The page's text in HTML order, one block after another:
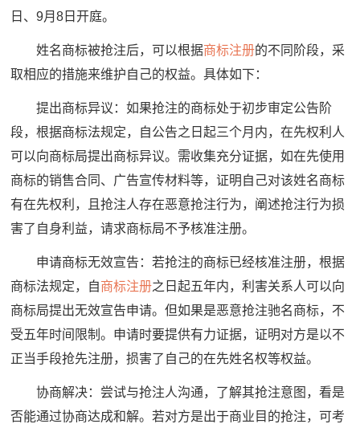
日、9月8日开庭。
姓名商标被抢注后，可以根据商标注册的不同阶段，采
取相应的措施来维护自己的权益。具体如下：
提出商标异议：如果抢注的商标处于初步审定公告阶
段，根据商标法规定，自公告之日起三个月内，在先权利人
可以向商标局提出商标异议。需收集充分证据，如在先使用
商标的销售合同、广告宣传材料等，证明自己对该姓名商标
有在先权利，且抢注人存在恶意抢注行为，阐述抢注行为损
害了自身利益，请求商标局不予核准注册。
申请商标无效宣告：若抢注的商标已经核准注册，根据
商标法规定，自商标注册之日起五年内，利害关系人可以向
商标局提出无效宣告申请。但如果是恶意抢注驰名商标，不
受五年时间限制。申请时要提供有力证据，证明对方是以不
正当手段抢先注册，损害了自己的在先姓名权等权益。
协商解决：尝试与抢注人沟通，了解其抢注意图，看是
否能通过协商达成和解。若对方是出于商业目的抢注，可考